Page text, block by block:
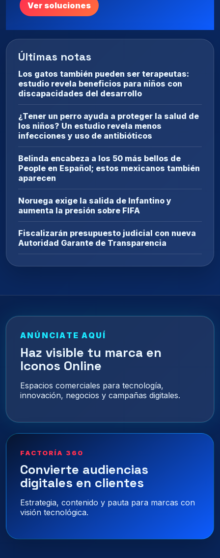
Ver soluciones
Últimas notas
Los gatos también pueden ser terapeutas:
estudio revela beneficios para niños con
discapacidades del desarrollo
¿Tener un perro ayuda a proteger la salud de
los niños? Un estudio revela menos
infecciones y uso de antibióticos
Belinda encabeza a los 50 más bellos de
People en Español; estos mexicanos también
aparecen
Noruega exige la salida de Infantino y
aumenta la presión sobre FIFA
Fiscalizarán presupuesto judicial con nueva
Autoridad Garante de Transparencia
ANÚNCIATE AQUÍ
Haz visible tu marca en
Iconos Online
Espacios comerciales para tecnología,
innovación, negocios y campañas digitales.
FACTORÍA 360
Convierte audiencias
digitales en clientes
Estrategia, contenido y pauta para marcas con
visión tecnológica.